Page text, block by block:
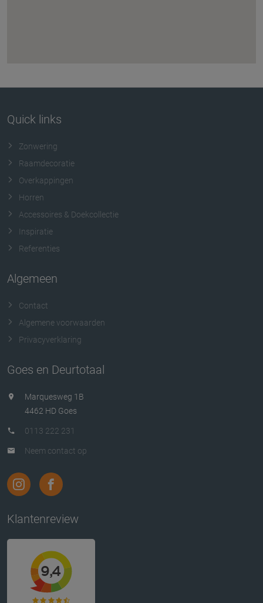
Quick links
Zonwering
Raamdecoratie
Overkappingen
Horren
Accessoires & Doekcollectie
Inspiratie
Referenties
Algemeen
Contact
Algemene voorwaarden
Privacyverklaring
Goes en Deurtotaal
Marquesweg 1B
4462 HD Goes
0113 222 231
Neem contact op
Klantenreview